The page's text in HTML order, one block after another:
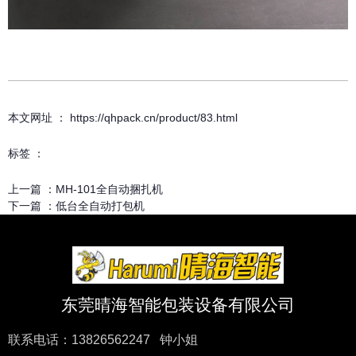
本文网址 ： https://qhpack.cn/product/83.html
标签 ：
上一篇 ： MH-101全自动捆扎机
下一篇 ： 低台全自动打包机
东莞晴海智能包装设备有限公司
联系电话：13826562247 钟小姐